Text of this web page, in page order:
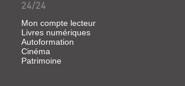
Groupe
d'études
locales
d'Onzain
d'Onzain
et
ses
environs,
2015
(Bulletin
24/24
Mon compte lecteur
Livres numériques
Autoformation
Cinéma
Patrimoine